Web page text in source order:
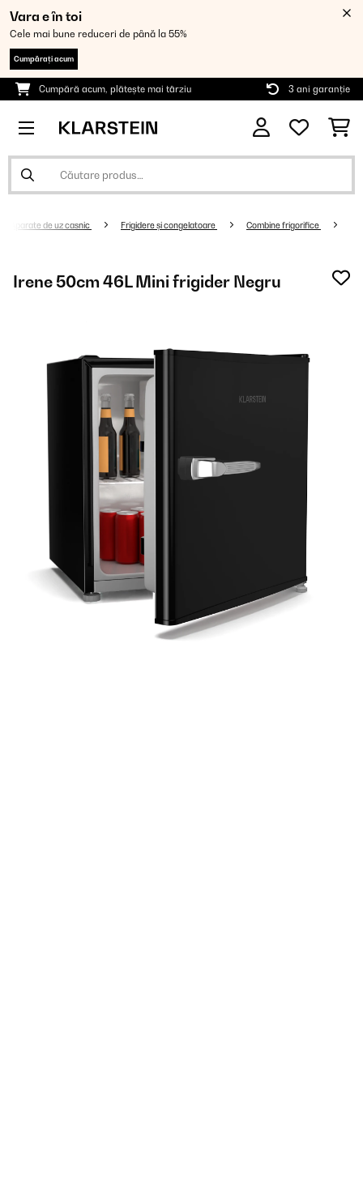
Vara e în toi
Cele mai bune reduceri de până la 55%
Cumpărați acum
Cumpără acum, plătește mai târziu 3 ani garanție
Aparate de uz casnic Frigidere și congelatoare Combine frigorifice
Irene 50cm 46L Mini frigider Negru